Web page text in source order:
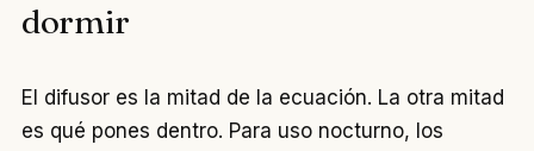
dormir
El difusor es la mitad de la ecuación. La otra mitad
es qué pones dentro. Para uso nocturno, los